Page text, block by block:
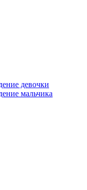
девочки
мальчика